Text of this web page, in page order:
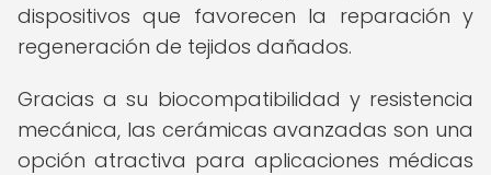
dispositivos que favorecen la reparación y
regeneración de tejidos dañados.
Gracias a su biocompatibilidad y resistencia
mecánica, las cerámicas avanzadas son una
opción atractiva para aplicaciones médicas